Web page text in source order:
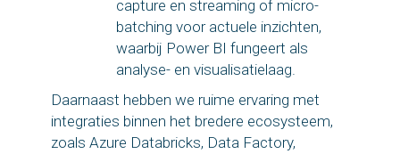
capture en streaming of micro-
batching voor actuele inzichten,
waarbij Power BI fungeert als
analyse- en visualisatielaag.
Daarnaast hebben we ruime ervaring met
integraties binnen het bredere ecosysteem,
zoals Azure Databricks, Data Factory,